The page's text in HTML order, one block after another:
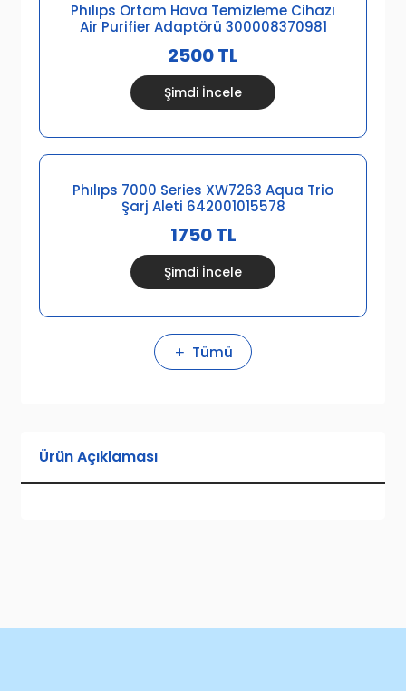
Phılıps Ortam Hava Temizleme Cihazı
Air Purifier Adaptörü 300008370981
2500 TL
Şimdi İncele
Phılıps 7000 Series XW7263 Aqua Trio
Şarj Aleti 642001015578
1750 TL
Şimdi İncele
Tümü
Ürün Açıklaması